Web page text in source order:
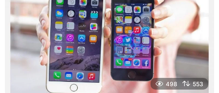
g
o
498 553